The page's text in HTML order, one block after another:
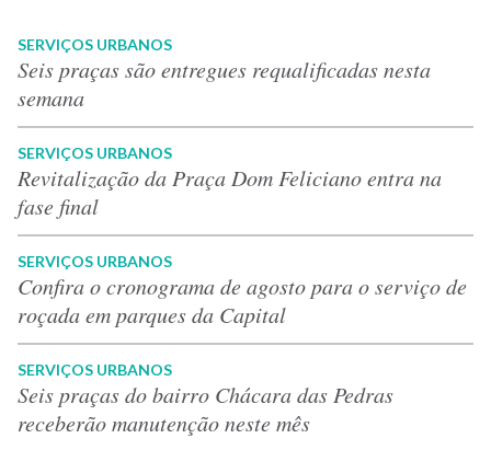
SERVIÇOS URBANOS
Seis praças são entregues requalificadas nesta
semana
SERVIÇOS URBANOS
Revitalização da Praça Dom Feliciano entra na
fase final
SERVIÇOS URBANOS
Confira o cronograma de agosto para o serviço de
roçada em parques da Capital
SERVIÇOS URBANOS
Seis praças do bairro Chácara das Pedras
receberão manutenção neste mês